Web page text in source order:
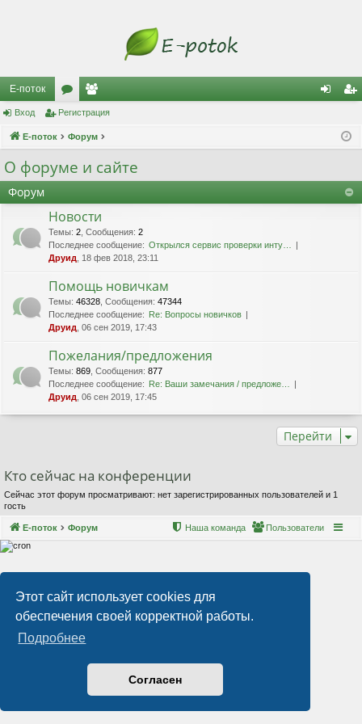
Этот сайт использует cookies для
обеспечения своей корректной работы.
Подробнее
Согласен
Е-поток
ор
ум
ол
ьз
и
ис
ац
Вход Регистрация
Е-поток Форум
О форуме и сайте
Форум
Новости
Темы: 2 Сообщения: 2
Последнее сообщение: Открылся сервис проверки инту…
Друид , 18 фев 2018, 23:11
Помощь новичкам
Темы: 46328 Сообщения: 47344
Последнее сообщение: Re: Вопросы новичков
Друид , 06 сен 2019, 17:43
Пожелания/предложения
Темы: 869 Сообщения: 877
Последнее сообщение: Re: Ваши замечания / предложе…
Друид , 06 сен 2019, 17:45
Перейти
Кто сейчас на конференции
Сейчас этот форум просматривают: нет зарегистрированных пользователей и 1
гость
Е-поток Форум Пользователи
Наша команда